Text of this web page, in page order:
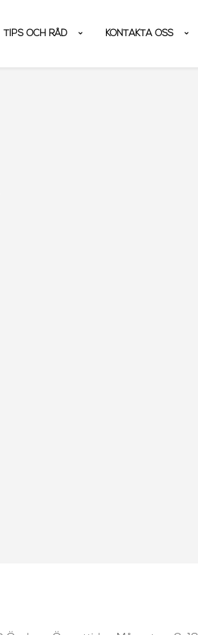
TIPS OCH RÅD KONTAKTA OSS